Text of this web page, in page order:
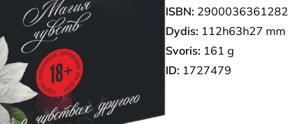
ISBN: 2900036361282
Dydis: 112h63h27 mm
Svoris: 161 g
ID: 1727479